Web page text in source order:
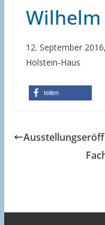
12. September
Holstein-Haus
teilen